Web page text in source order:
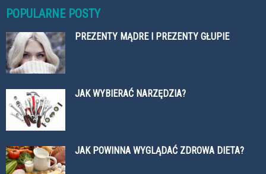
POPULARNE POSTY
PREZENTY MĄDRE I PREZENTY GŁUPIE
JAK WYBIERAĆ NARZĘDZIA?
JAK POWINNA WYGLĄDAĆ ZDROWA DIETA?